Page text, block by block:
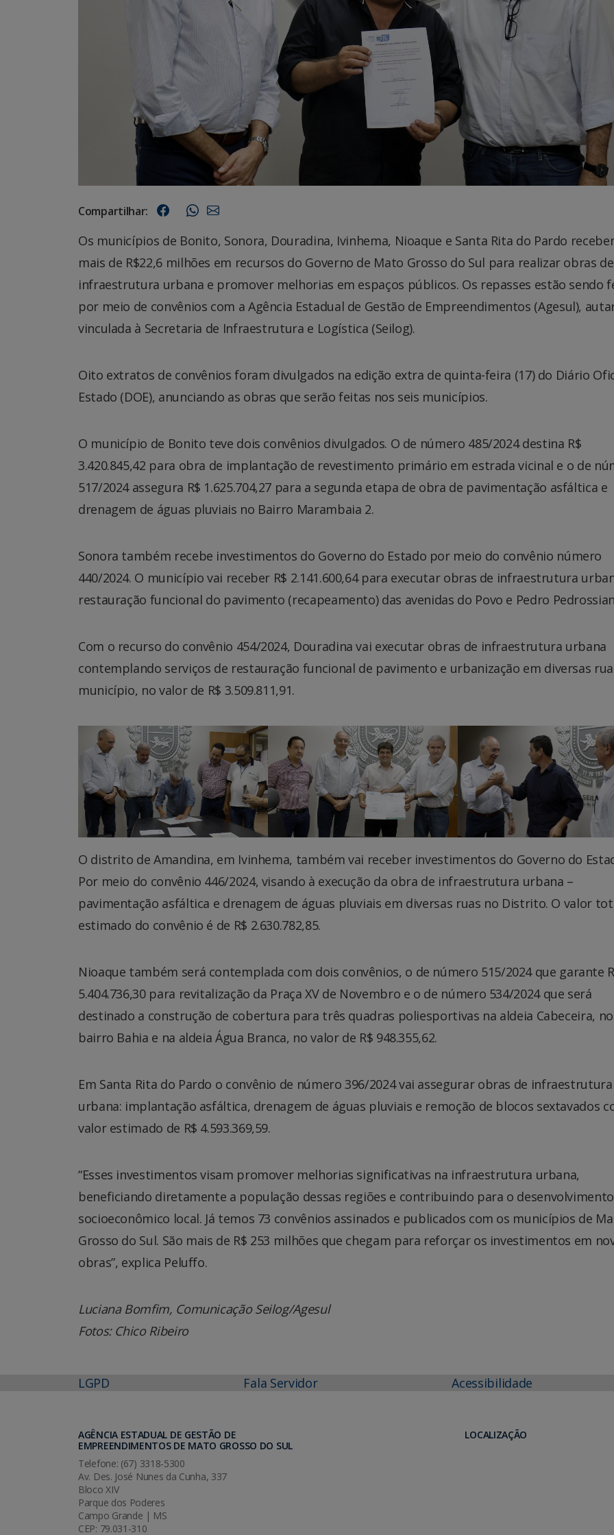
Compartilhar:
Os municípios de Bonito, Sonora, Douradina, Ivinhema, Nioaque e Santa Rita do Pardo
mais de R$22,6 milhões em recursos do Governo de Mato Grosso do Sul para realizar obras de
infraestrutura urbana e promover melhorias em espaços públicos. Os repasses estão sendo
por meio de convênios com a Agência Estadual de Gestão de Empreendimentos (Agesul),
vinculada à Secretaria de Infraestrutura e Logística (Seilog).
Oito extratos de convênios foram divulgados na edição extra de quinta-feira (17) do Diário
Estado (DOE), anunciando as obras que serão feitas nos seis municípios.
O município de Bonito teve dois convênios divulgados. O de número 485/2024 destina R$
3.420.845,42 para obra de implantação de revestimento primário em estrada vicinal e o de
517/2024 assegura R$ 1.625.704,27 para a segunda etapa de obra de pavimentação asfáltica e
drenagem de águas pluviais no Bairro Marambaia 2.
Sonora também recebe investimentos do Governo do Estado por meio do convênio número
440/2024. O município vai receber R$ 2.141.600,64 para executar obras de infraestrutura
restauração funcional do pavimento (recapeamento) das avenidas do Povo e Pedro
Com o recurso do convênio 454/2024, Douradina vai executar obras de infraestrutura urbana
contemplando serviços de restauração funcional de pavimento e urbanização em diversas
município, no valor de R$ 3.509.811,91.
O distrito de Amandina, em Ivinhema, também vai receber investimentos do Governo do
Por meio do convênio 446/2024, visando à execução da obra de infraestrutura urbana –
pavimentação asfáltica e drenagem de águas pluviais em diversas ruas no Distrito. O valor
estimado do convênio é de R$ 2.630.782,85.
Nioaque também será contemplada com dois convênios, o de número 515/2024 que garante
5.404.736,30 para revitalização da Praça XV de Novembro e o de número 534/2024 que será
destinado a construção de cobertura para três quadras poliesportivas na aldeia Cabeceira, no
bairro Bahia e na aldeia Água Branca, no valor de R$ 948.355,62.
Em Santa Rita do Pardo o convênio de número 396/2024 vai assegurar obras de infraestrutura
urbana: implantação asfáltica, drenagem de águas pluviais e remoção de blocos sextavados
valor estimado de R$ 4.593.369,59.
“Esses investimentos visam promover melhorias significativas na infraestrutura urbana,
beneficiando diretamente a população dessas regiões e contribuindo para o desenvolvimento
socioeconômico local. Já temos 73 convênios assinados e publicados com os municípios de
Grosso do Sul. São mais de R$ 253 milhões que chegam para reforçar os investimentos em
obras”, explica Peluffo.
Luciana Bomfim, Comunicação Seilog/Agesul
Fotos: Chico Ribeiro
LGPD Fala Servidor Acessibilidade
AGÊNCIA ESTADUAL DE GESTÃO DE
EMPREENDIMENTOS DE MATO GROSSO DO SUL
Telefone: (67) 3318-5300
Av. Des. José Nunes da Cunha, 337
Bloco XIV
Parque dos Poderes
Campo Grande | MS
CEP: 79.031-310
LOCALIZAÇÃO